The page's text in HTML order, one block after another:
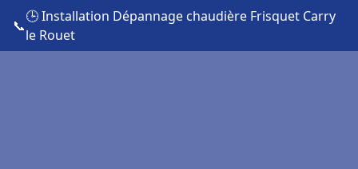
📞
🕒 Installation Dépannage chaudière Frisquet Carry
le Rouet